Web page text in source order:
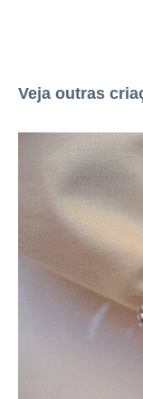
Veja outras